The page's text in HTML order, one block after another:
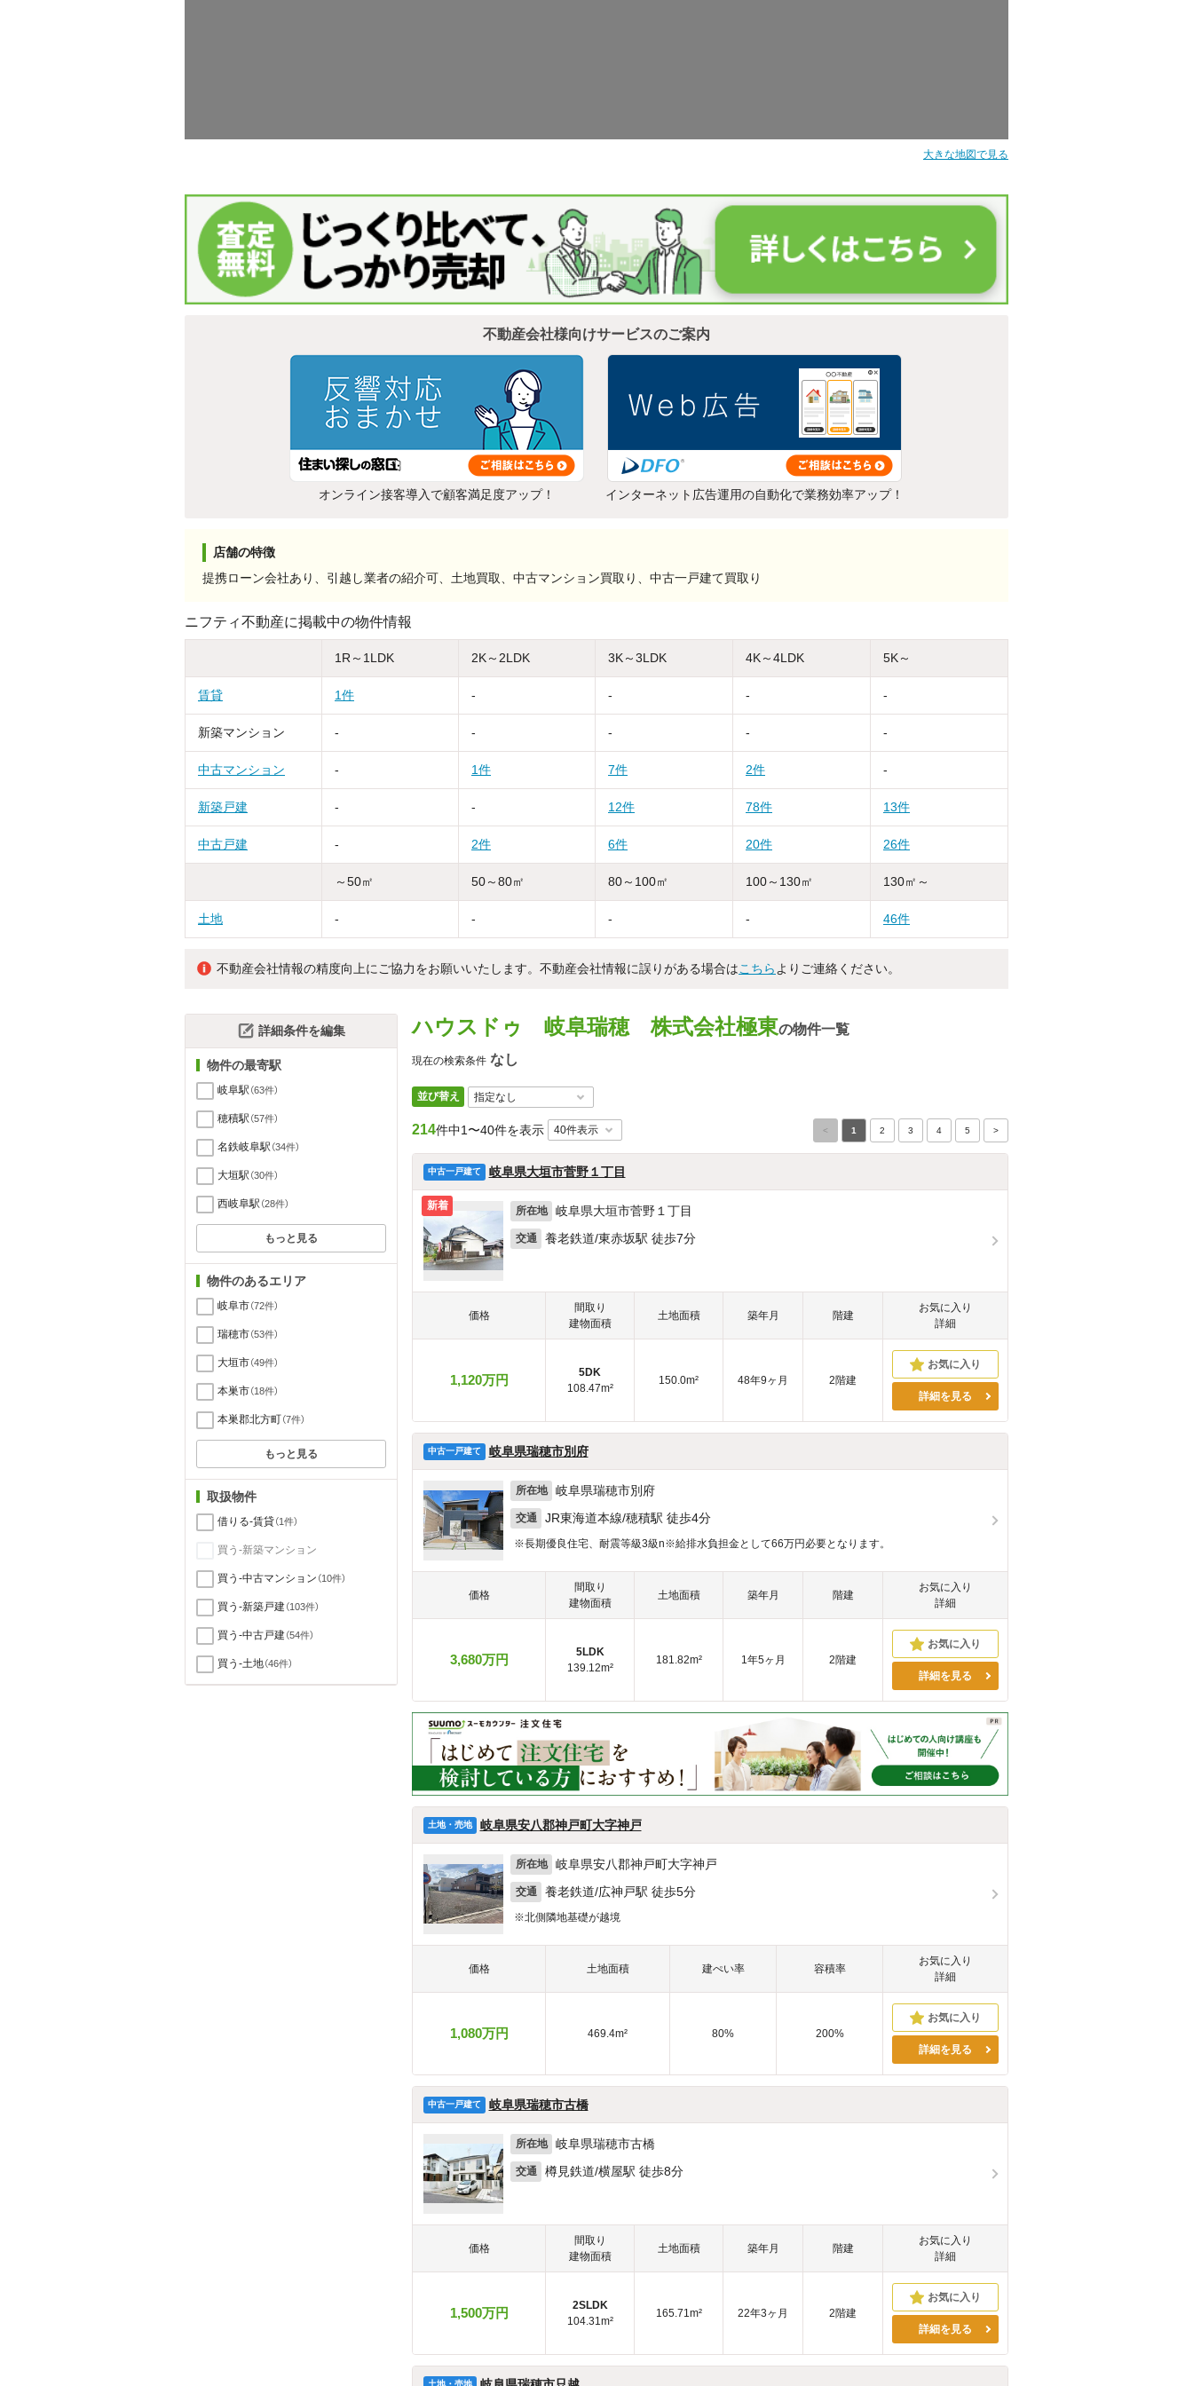
大きな地図で見る
不動産会社様向けサービスのご案内
オンライン接客導入で顧客満足度アップ！ インターネット広告運用の自動化で業務効率アップ！
店舗の特徴
提携ローン会社あり、引越し業者の紹介可、土地買取、中古マンション買取り、中古一戸建て買取り
ニフティ不動産に掲載中の物件情報
1R～1LDK 2K～2LDK 3K～3LDK 4K～4LDK 5K～
賃貸 1件 - - - -
新築マンション - - - - -
中古マンション - 1件 7件 2件 -
新築戸建 - - 12件 78件 13件
中古戸建 - 2件 6件 20件 26件
～50㎡ 50～80㎡ 80～100㎡ 100～130㎡ 130㎡～
土地 - - - - 46件
不動産会社情報の精度向上にご協力をお願いいたします。不動産会社情報に誤りがある場合はこちら よりご連絡ください。
ハウスドゥ 岐阜瑞穂 株式会社極東の物件一覧
現在の検索条件 なし
並び替え
214件中1〜40件を表示 < 1 2 3 4 5 >
中古一戸建て 岐阜県大垣市菅野１丁目
新着 所在地 岐阜県大垣市菅野１丁目
交通 養老鉄道/東赤坂駅 徒歩7分
価格
間取り
建物面積
土地面積 築年月 階建
お気に入り
詳細
1,120万円
5DK
108.47m²
150.0m² 48年9ヶ月
2階建
詳細を見る
中古一戸建て 岐阜県瑞穂市別府
所在地 岐阜県瑞穂市別府
交通 JR東海道本線/穂積駅 徒歩4分
※長期優良住宅、耐震等級3級n※給排水負担金として66万円必要となります。
価格
間取り
建物面積
土地面積 築年月 階建
お気に入り
詳細
3,680万円
5LDK
139.12m²
181.82m² 1年5ヶ月
2階建
詳細を見る
土地・売地 岐阜県安八郡神戸町大字神戸
所在地 岐阜県安八郡神戸町大字神戸
交通 養老鉄道/広神戸駅 徒歩5分
※北側隣地基礎が越境
価格 土地面積 建ぺい率 容積率
お気に入り
詳細
1,080万円 469.4m² 80%
200%
詳細を見る
中古一戸建て 岐阜県瑞穂市古橋
所在地 岐阜県瑞穂市古橋
交通 樽見鉄道/横屋駅 徒歩8分
価格
間取り
建物面積
土地面積 築年月 階建
お気に入り
詳細
1,500万円
2SLDK
104.31m²
165.71m² 22年3ヶ月
2階建
詳細を見る
詳細条件を編集
物件の最寄駅
岐阜駅 （63件）
穂積駅 （57件）
名鉄岐阜駅 （34件）
大垣駅 （30件）
西岐阜駅 （28件）
もっと見る
物件のあるエリア
岐阜市（72件）
瑞穂市（53件）
大垣市（49件）
本巣市（18件）
本巣郡北方町（7件）
もっと見る
取扱物件
借りる-賃貸（1件）
買う-新築マンション
買う-中古マンション （10件）
買う-新築戸建（103件）
買う-中古戸建（54件）
買う-土地（46件）